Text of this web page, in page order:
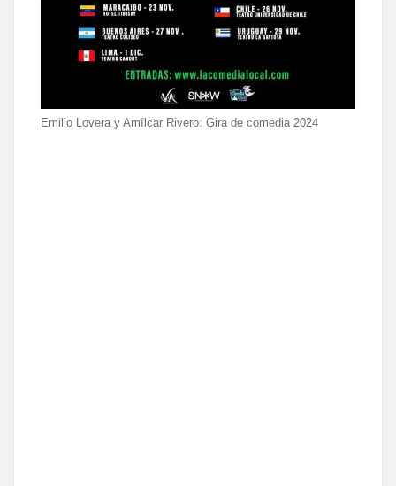
Emilio Lovera y Amílcar Rivero: Gira de comedia 2024